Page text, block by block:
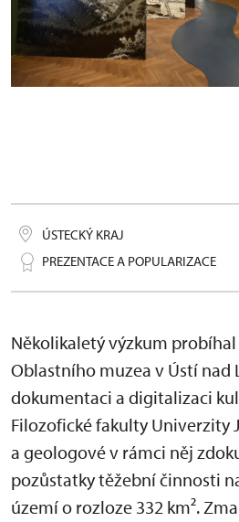
ÚSTECKÝ KRAJ
PREZENTACE A POPULARIZACE
Několikaletý výzkum
Oblastního muzea v Ústí nad
dokumentaci a digitalizaci
Filozofické fakulty Univerzity
a geologové v rámci něj
pozůstatky těžební činnosti
území o rozloze 332 km².